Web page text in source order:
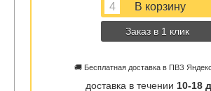
Заказ в 1 клик
🚚 Бесплатная доставка в ПВЗ
доставка в течении 10-18